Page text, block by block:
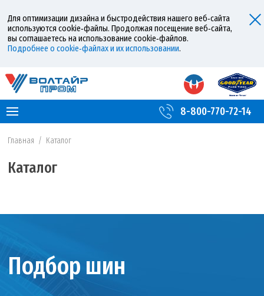
Для оптимизации дизайна и быстродействия нашего веб‑сайта
используются cookie‑файлы. Продолжая посещение веб‑сайта,
вы соглашаетесь на использование cookie‑файлов.
Подробнее о cookie‑файлах и их использовании.
8-800-770-72-14
Главная / Каталог
Каталог
Подбор шин